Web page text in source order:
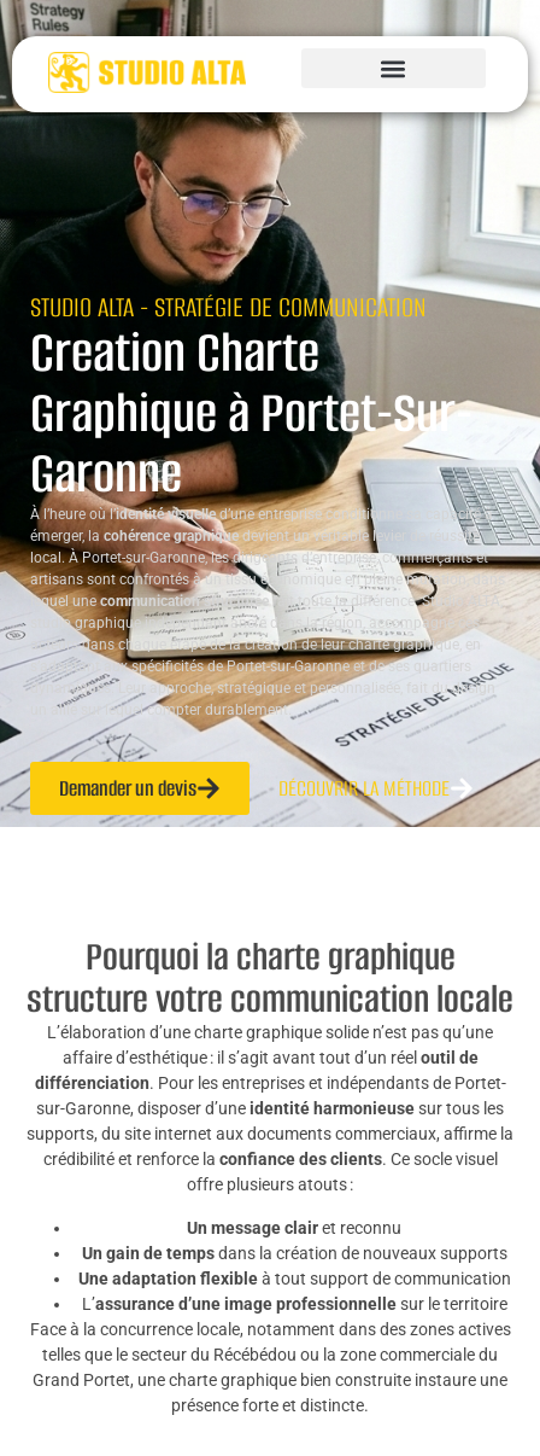
STUDIO ALTA - STRATÉGIE DE COMMUNICATION
Creation Charte
Graphique à Portet-Sur-
Garonne
À l’heure où l’identité visuelled’une entreprise conditionne sa capacité à
émerger, la cohérence graphiquedevient un véritable levier de réussite
local. À Portet-sur-Garonne, les dirigeants d’entreprise, commerçants et
artisans sont confrontés à un tissu économique en pleine mutation, dans
lequel unecommunication structurée fait toute la différence. Studio ALTA,
studio graphique indépendant ancré dans la région, accompagne ces
acteurs dans chaque étape de la création de leur charte graphique, en
s’adaptant aux spécificités de Portet-sur-Garonne et de ses quartiers
dynamiques. Leur approche, stratégique et personnalisée, fait du design
un allié sur lequel compter durablement.
Demander un devis DÉCOUVRIR LA MÉTHODE
Pourquoi la charte graphique
structure votre communication locale
L’élaboration d’une charte graphique solide n’est pas qu’une
affaire d’esthétique : il s’agit avant tout d’un réel outil de
différenciation. Pour les entreprises et indépendants de Portet-
sur-Garonne, disposer d’une identité harmonieusesur tous les
supports, du site internet aux documents commerciaux, affirme la
crédibilité et renforce la confiance des clients. Ce socle visuel
offre plusieurs atouts :
Un message clairet reconnu
Un gain de tempsdans la création de nouveaux supports
Une adaptation flexibleà tout support de communication
L’assurance d’une image professionnellesur le territoire
Face à la concurrence locale, notamment dans des zones actives
telles que le secteur du Récébédou ou la zone commerciale du
Grand Portet, une charte graphique bien construite instaure une
présence forte et distincte.